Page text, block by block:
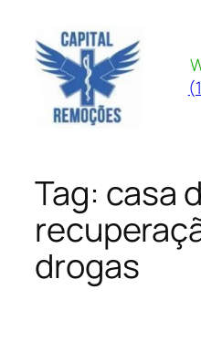
para
conteúdo
Tag: casa
drogas